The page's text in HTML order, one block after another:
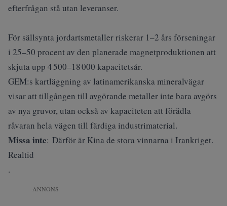
efterfrågan stå utan leveranser.
För sällsynta jordartsmetaller riskerar 1–2 års förseningar
i 25–50 procent av den planerade magnetproduktionen att
skjuta upp 4 500–18 000 kapacitetsår.
GEM:s kartläggning av latinamerikanska mineralvägar
visar att tillgången till avgörande metaller inte bara avgörs
av nya gruvor, utan också av kapaciteten att förädla
råvaran hela vägen till färdiga industrimaterial.
Missa inte: Därför är Kina de stora vinnarna i Irankriget.
Realtid
.
ANNONS